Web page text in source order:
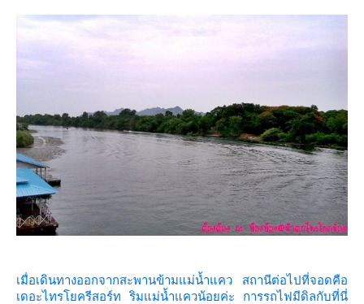
เมื่อเดินทางออกจากสะพานข้ามแม่น้ำแคว สถานีต่อไปที่จอดคือ
เดอะไทรโยครีสอร์ท ริมแม่น้ำแควน้อยค่ะ การรถไฟมีดิลกับที่นี่